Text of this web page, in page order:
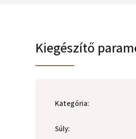
Kiegészítő
Kategória:
Súly: